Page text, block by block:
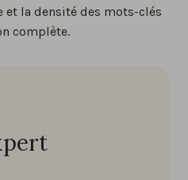
la densité des mots-clés
complète.